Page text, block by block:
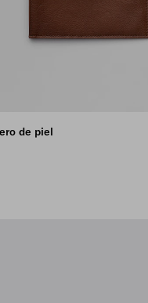
de piel
BROWN